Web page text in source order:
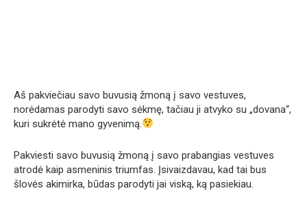
Aš pakviečiau savo buvusią žmoną į savo vestuves,
norėdamas parodyti savo sėkmę, tačiau ji atvyko su „dovana“,
kuri sukrėtė mano gyvenimą.
Pakviesti savo buvusią žmoną į savo prabangias vestuves
atrodė kaip asmeninis triumfas. Įsivaizdavau, kad tai bus
šlovės akimirka, būdas parodyti jai viską, ką pasiekiau.